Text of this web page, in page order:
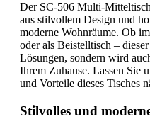
Der SC-506 Multi-
aus stilvollem Design und
moderne Wohnräume. Ob
oder als Beistelltisch –
Lösungen, sondern wird
Ihrem Zuhause. Lassen Sie
und Vorteile dieses Tisches
Stilvolles und